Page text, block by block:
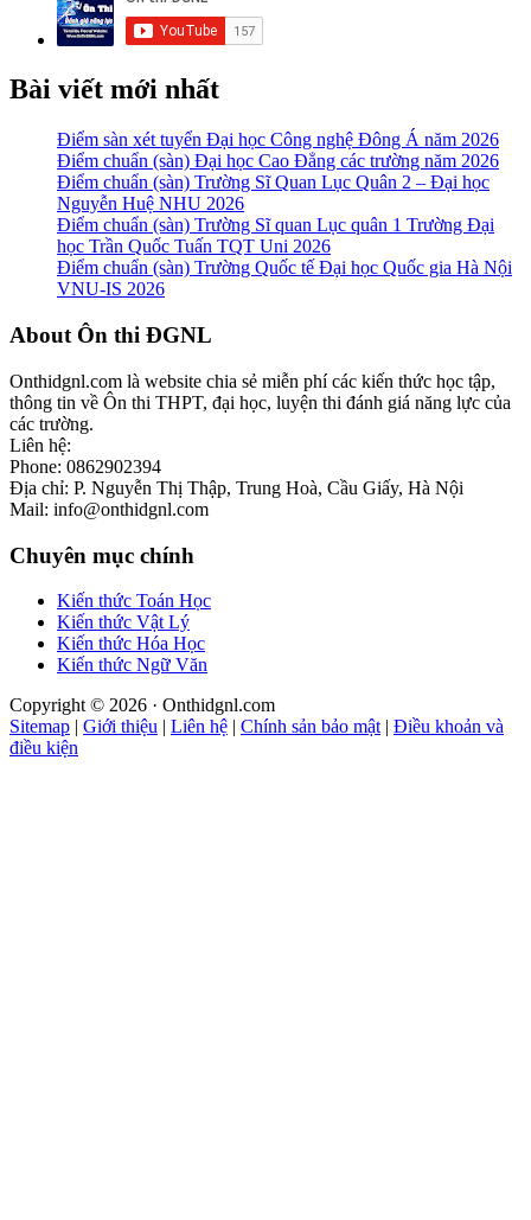
Bài viết mới nhất
Điểm sàn xét tuyển Đại học Công nghệ Đông Á năm 2026
Điểm chuẩn (sàn) Đại học Cao Đẳng các trường năm 2026
Điểm chuẩn (sàn) Trường Sĩ Quan Lục Quân 2 – Đại học
Nguyễn Huệ NHU 2026
Điểm chuẩn (sàn) Trường Sĩ quan Lục quân 1 Trường Đại
học Trần Quốc Tuấn TQT Uni 2026
Điểm chuẩn (sàn) Trường Quốc tế Đại học Quốc gia Hà Nội
VNU-IS 2026
Footer
About Ôn thi ĐGNL
Onthidgnl.com là website chia sẻ miễn phí các kiến thức học tập,
thông tin về Ôn thi THPT, đại học, luyện thi đánh giá năng lực của
các trường.
Liên hệ:
Phone: 0862902394
Địa chỉ: P. Nguyễn Thị Thập, Trung Hoà, Cầu Giấy, Hà Nội
Mail: info@onthidgnl.com
Chuyên mục chính
Kiến thức Toán Học
Kiến thức Vật Lý
Kiến thức Hóa Học
Kiến thức Ngữ Văn
Copyright © 2026 · Onthidgnl.com
Sitemap | Giới thiệu | Liên hệ | Chính sản bảo mật | Điều khoản và
điều kiện